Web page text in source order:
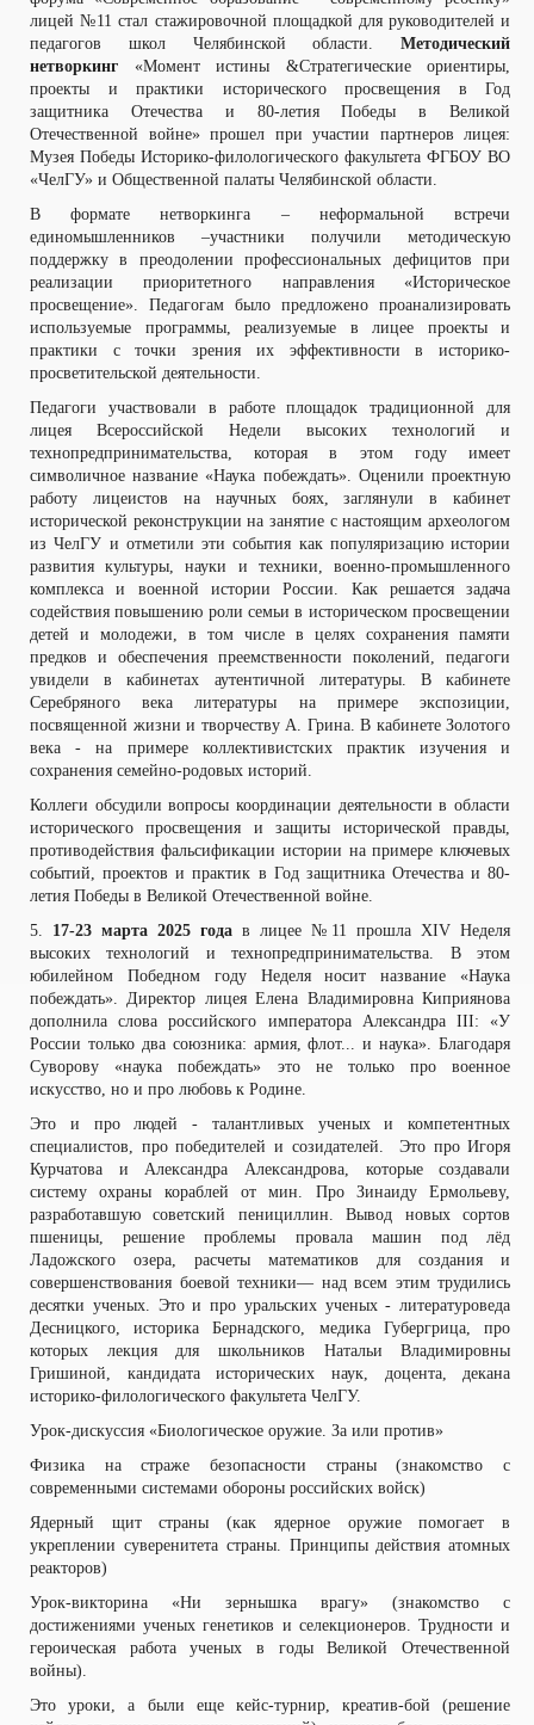
лицей №11 стал стажировочной площадкой для руководителей и
педагогов школ Челябинской области.Методический
нетворкинг «Момент истины &Стратегические ориентиры,
проекты и практики исторического просвещения в Год
защитника Отечества и 80-летия Победы в Великой
Отечественной войне» прошел при участии партнеров лицея:
Музея Победы Историко-филологического факультета ФГБОУ ВО
«ЧелГУ» и Общественной палаты Челябинской области.
В формате нетворкинга – неформальной встречи
единомышленников –участники получили методическую
поддержку в преодолении профессиональных дефицитов при
реализации приоритетного направления «Историческое
просвещение». Педагогам было предложено проанализировать
используемые программы, реализуемые в лицее проекты и
практики с точки зрения их эффективности в историко-
просветительской деятельности.
Педагоги участвовали в работе площадок традиционной для
лицея Всероссийской Недели высоких технологий и
технопредпринимательства, которая в этом году имеет
символичное название «Наука побеждать». Оценили проектную
работу лицеистов на научных боях, заглянули в кабинет
исторической реконструкции на занятие с настоящим археологом
из ЧелГУ и отметили эти события как популяризацию истории
развития культуры, науки и техники, военно-промышленного
комплекса и военной истории России. Как решается задача
содействия повышению роли семьи в историческом просвещении
детей и молодежи, в том числе в целях сохранения памяти
предков и обеспечения преемственности поколений, педагоги
увидели в кабинетах аутентичной литературы. В кабинете
Серебряного века литературы на примере экспозиции,
посвященной жизни и творчеству А. Грина. В кабинете Золотого
века - на примере коллективистских практик изучения и
сохранения семейно-родовых историй.
Коллеги обсудили вопросы координации деятельности в области
исторического просвещения и защиты исторической правды,
противодействия фальсификации истории на примере ключевых
событий, проектов и практик в Год защитника Отечества и 80-
летия Победы в Великой Отечественной войне.
5. 17-23 марта 2025 годав лицее №11 прошла XIV Неделя
высоких технологий и технопредпринимательства. В этом
юбилейном Победном году Неделя носит название «Наука
побеждать». Директор лицея Елена Владимировна Киприянова
дополнила слова российского императора Александра III: «У
России только два союзника: армия, флот... и наука». Благодаря
Суворову «наука побеждать» это не только про военное
искусство, но и про любовь к Родине.
Это и про людей - талантливых ученых и компетентных
специалистов, про победителей и созидателей. Это про Игоря
Курчатова и Александра Александрова, которые создавали
систему охраны кораблей от мин. Про Зинаиду Ермольеву,
разработавшую советский пенициллин. Вывод новых сортов
пшеницы, решение проблемы провала машин под лёд
Ладожского озера, расчеты математиков для создания и
совершенствования боевой техники— над всем этим трудились
десятки ученых. Это и про уральских ученых - литературоведа
Десницкого, историка Бернадского, медика Губергрица, про
которых лекция для школьников Натальи Владимировны
Гришиной, кандидата исторических наук, доцента, декана
историко-филологического факультета ЧелГУ.
Урок-дискуссия «Биологическое оружие. За или против»
Физика на страже безопасности страны (знакомство с
современными системами обороны российских войск)
Ядерный щит страны (как ядерное оружие помогает в
укреплении суверенитета страны. Принципы действия атомных
реакторов)
Урок-викторина «Ни зернышка врагу» (знакомство с
достижениями ученых генетиков и селекционеров. Трудности и
героическая работа ученых в годы Великой Отечественной
войны).
Это уроки, а были еще кейс-турнир, креатив-бой (решение